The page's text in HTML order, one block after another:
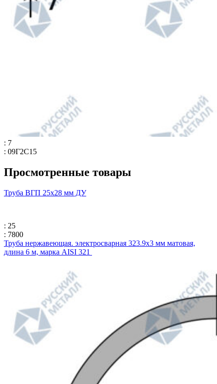
: 7
: 09Г2С15
Просмотренные товары
Труба ВГП 25х28 мм ДУ
: 25
: 7800
Труба нержавеющая. электросварная 323.9х3 мм матовая,
длина 6 м, марка AISI 321